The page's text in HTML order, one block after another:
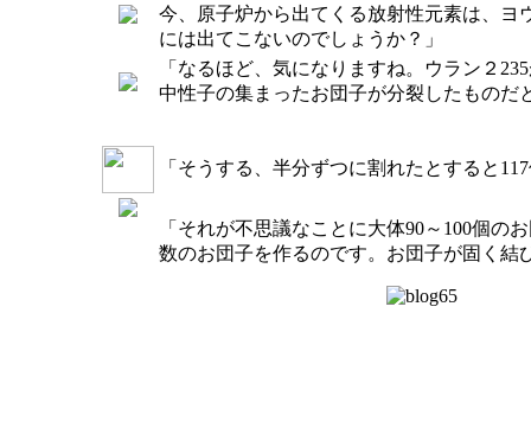
今、原子炉から出てくる放射性元素は、ヨ
には出てこないのでしょうか？」
「なるほど、気になりますね。ウラン２
中性子の集まったお団子が分裂したものだ
「そうする、半分ずつに割れたとすると
「それが不思議なことに大体90～100個の
数のお団子を作るのです。お団子が固く結